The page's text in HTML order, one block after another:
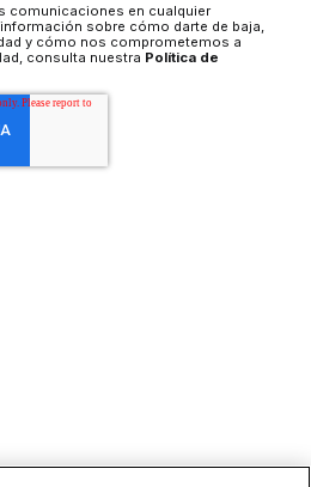
comunicaciones en cualquier
sobre cómo darte de baja,
y cómo nos comprometemos a
consulta nuestra Política de